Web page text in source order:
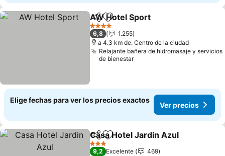
CompartirAgregar a favoritos
AW Hotel Sport
4 Estrellas
6,8
1.255
a 4.3 km de: Centro de la ciudad
Relajante bañera de hidromasaje y servicios
de bienestar
Elige fechas para ver los precios exactos
Ver precios
CompartirAgregar a favoritos
Casa Hotel Jardin Azul
3 Estrellas
9,2 Excelente
469